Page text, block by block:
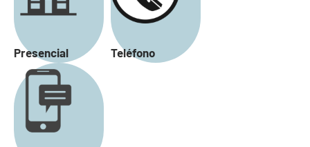
Presencial Teléfono